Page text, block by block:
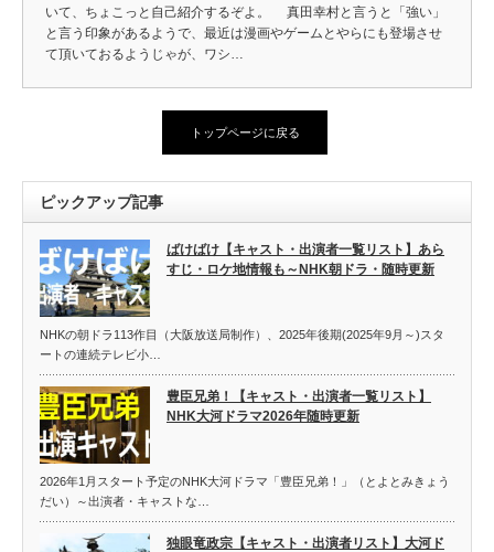
いて、ちょこっと自己紹介するぞよ。 真田幸村と言うと「強い」
と言う印象があるようで、最近は漫画やゲームとやらにも登場させ
て頂いておるようじゃが、ワシ…
トップページに戻る
ピックアップ記事
ばけばけ【キャスト・出演者一覧リスト】あら
すじ・ロケ地情報も～NHK朝ドラ・随時更新
NHKの朝ドラ113作目（大阪放送局制作）、2025年後期(2025年9月～)スタ
ートの連続テレビ小…
豊臣兄弟！【キャスト・出演者一覧リスト】
NHK大河ドラマ2026年随時更新
2026年1月スタート予定のNHK大河ドラマ「豊臣兄弟！」（とよとみきょう
だい）～出演者・キャストな…
独眼竜政宗【キャスト・出演者リスト】大河ド